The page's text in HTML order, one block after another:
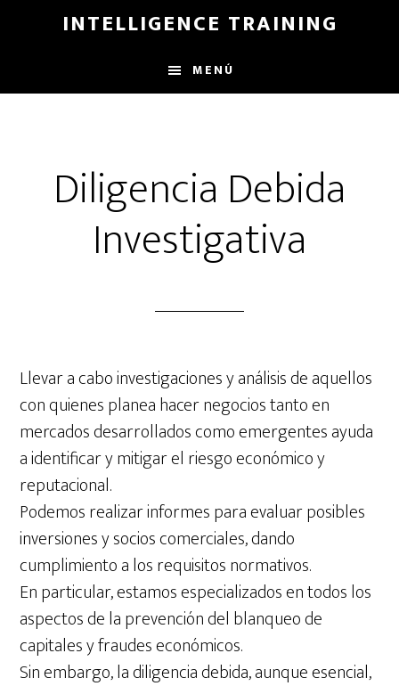
principal
INTELLIGENCE TRAINING
MENÚ
Diligencia Debida
Investigativa
Llevar a cabo investigaciones y análisis de aquellos
con quienes planea hacer negocios tanto en
mercados desarrollados como emergentes ayuda
a identificar y mitigar el riesgo económico y
reputacional.
Podemos realizar informes para evaluar posibles
inversiones y socios comerciales, dando
cumplimiento a los requisitos normativos.
En particular, estamos especializados en todos los
aspectos de la prevención del blanqueo de
capitales y fraudes económicos.
Sin embargo, la diligencia debida, aunque esencial,